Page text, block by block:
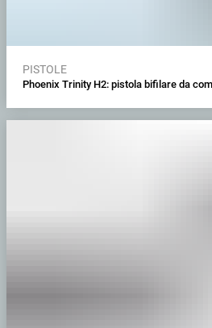
PISTOLE
Phoenix Trinity H2: pistola bifilare da